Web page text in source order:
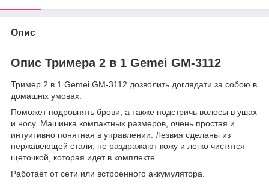
Опис
Опис Тримера 2 в 1 Gemei GM-3112
Тример 2 в 1 Gemei GM-3112 дозволить доглядати за собою в
домашніх умовах.
Поможет подровнять брови, а также подстричь волосы в ушах
и носу. Машинка компактных размеров, очень простая и
интуитивно понятная в управлении. Лезвия сделаны из
нержавеющей стали, не раздражают кожу и легко чистятся
щеточкой, которая идет в комплекте.
Работает от сети или встроенного аккумулятора.